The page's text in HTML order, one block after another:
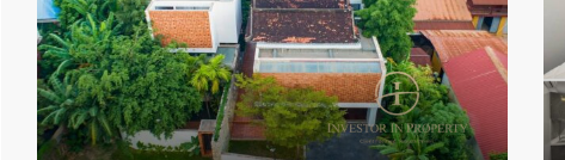
$950,000/$
Siem Reap, Cambodia